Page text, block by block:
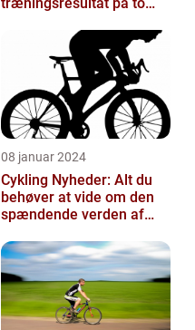
08 januar 2024
Cykling Nyheder: Alt du
behøver at vide om den
spændende verden af